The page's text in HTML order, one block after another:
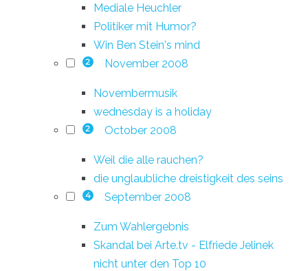
Mediale Heuchler
Politiker mit Humor?
Win Ben Stein's mind
2 November 2008
Novembermusik
wednesday is a holiday
2 October 2008
Weil die alle rauchen?
die unglaubliche dreistigkeit des seins
4 September 2008
Zum Wahlergebnis
Skandal bei Arte.tv - Elfriede Jelinek
nicht unter den Top 10